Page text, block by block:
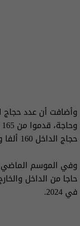
حجاج الداخل 160 ألفا و646 من المواطنين والمقيمين.
في 2024.